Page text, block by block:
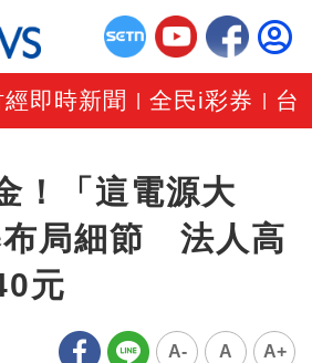
經即時新聞 |全民i彩券 台
！「這電源大
布局細節 法人高
元
A- A A+